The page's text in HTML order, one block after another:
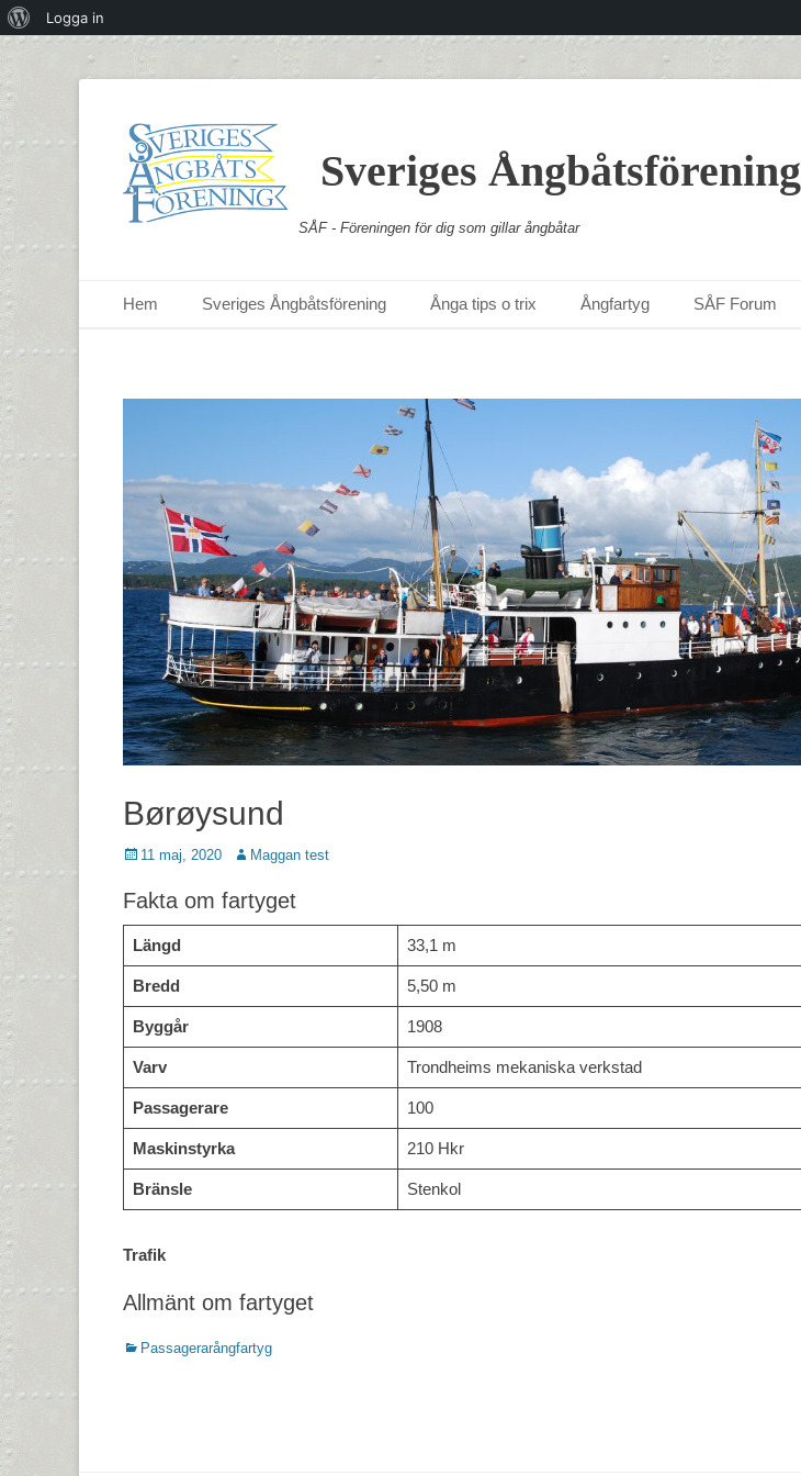
Sveriges Ångbåtsförening
SÅF - Föreningen för dig som gillar ångbåtar
Primär meny
Hem Sveriges Ångbåtsförening Ånga tips o trix Ångfartyg SÅF Forum
Børøysund
Postades
11 maj, 2020 Författare
Maggan test
Fakta om fartyget
Längd 33,1 m
Bredd 5,50 m
Byggår 1908
Varv Trondheims mekaniska verkstad
Passagerare 100
Maskinstyrka 210 Hkr
Bränsle Stenkol
Trafik
Allmänt om fartyget
Kategorier
Passagerarångfartyg
OmLogga in